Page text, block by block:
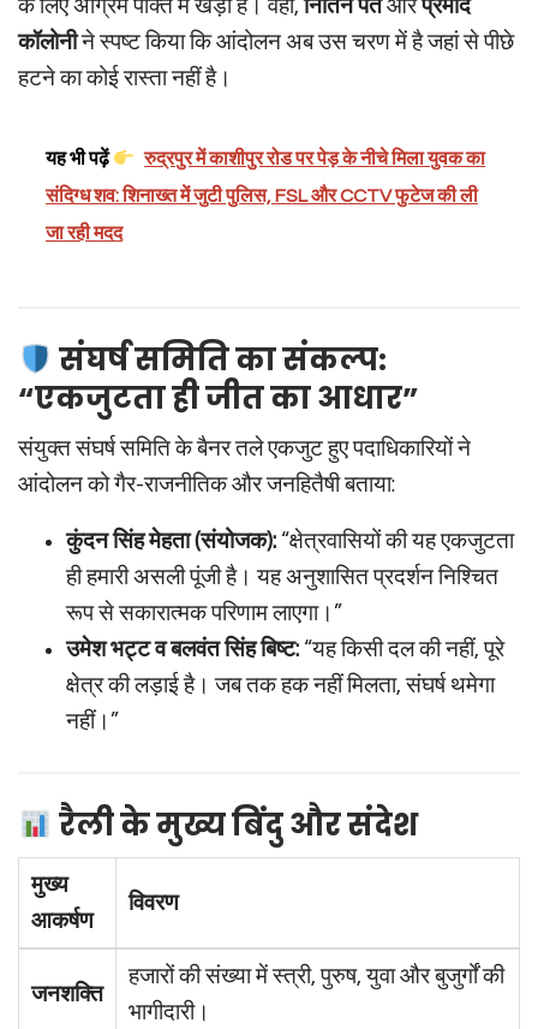
के लिए अग्रिम पंक्ति में खड़ी हैं। वहीं,नितिन पंतऔरप्रमोद
कॉलोनीने स्पष्ट किया कि आंदोलन अब उस चरण में है जहां से पीछे
हटने का कोई रास्ता नहीं है।
यह भी पढ़ें
रुद्रपुर में काशीपुर रोड पर पेड़ के नीचे मिला युवक का
संदिग्ध शव: शिनाख्त में जुटी पुलिस, FSL और CCTV फुटेज की ली
जा रही मदद
संघर्ष समिति का संकल्प:
“एकजुटता ही जीत का आधार”
संयुक्त संघर्ष समिति के बैनर तले एकजुट हुए पदाधिकारियों ने
आंदोलन को गैर-राजनीतिक और जनहितैषी बताया:
कुंदन सिंह मेहता (संयोजक): “क्षेत्रवासियों की यह एकजुटता
ही हमारी असली पूंजी है। यह अनुशासित प्रदर्शन निश्चित
रूप से सकारात्मक परिणाम लाएगा।”
उमेश भट्ट व बलवंत सिंह बिष्ट: “यह किसी दल की नहीं, पूरे
क्षेत्र की लड़ाई है। जब तक हक नहीं मिलता, संघर्ष थमेगा
नहीं।”
रैली के मुख्य बिंदु और संदेश
मुख्य
आकर्षण
विवरण
जनशक्ति
हजारों की संख्या में स्त्री, पुरुष, युवा और बुजुर्गों की
भागीदारी।